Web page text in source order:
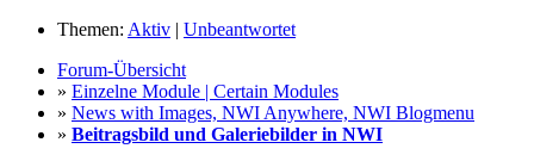
Themen: Aktiv | Unbeantwortet
Forum-Übersicht
» Einzelne Module | Certain Modules
» News with Images, NWI Anywhere, NWI Blogmenu
» Beitragsbild und Galeriebilder in NWI